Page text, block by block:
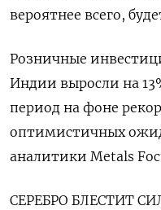
вероятнее всего,
Розничные
Индии выросли на
период на фоне
оптимистичных
аналитики Metals
СЕРЕБРО БЛЕСТИТ